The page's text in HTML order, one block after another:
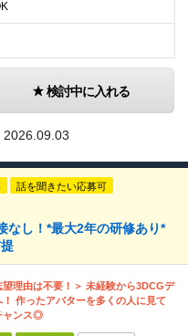
検討中に入れる
2026.09.03
話を聞きたい応募可
なし！*最大2年の研修あり*
望理由は不要！＞ 未経験から3DCGデ
！ 作ったアバターを多くの人に見て
ャンス◎